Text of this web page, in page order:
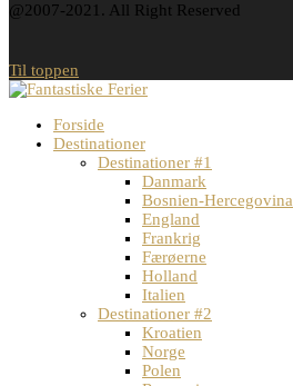
@2007-2021. All Right Reserved
Til toppen
Forside
Destinationer
Destinationer #1
Danmark
Bosnien-Hercegovina
England
Frankrig
Færøerne
Holland
Italien
Destinationer #2
Kroatien
Norge
Polen